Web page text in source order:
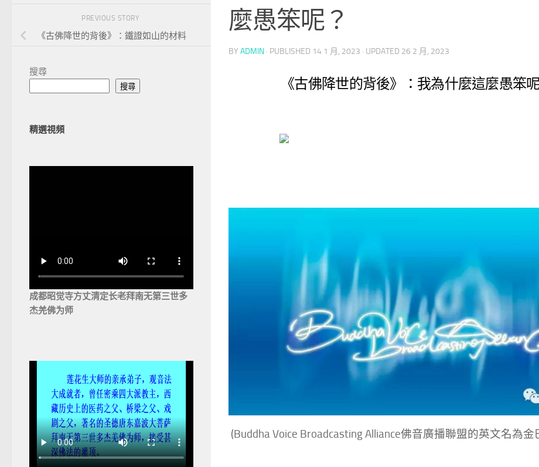
麼愚笨呢？
BY ADMIN · PUBLISHED 14 1 月, 2023 · UPDATED 26 2 月, 2023
《古佛降世的背後》：我為什麼這麼愚笨
(Buddha Voice Broadcasting Alliance佛音廣播聯盟的英文名為
PREVIOUS STORY
《古佛降世的背後》：鐵證如山的材料
搜尋
搜尋
精選視頻
成都昭觉寺方丈清定长老拜南无第三世多
杰羌佛为师